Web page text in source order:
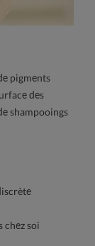
pigments
des
shampooings
chez soi